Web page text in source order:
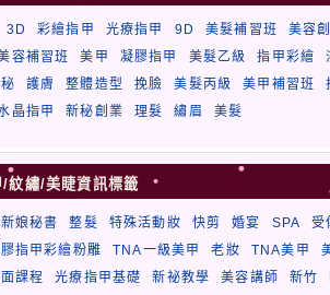
3D 彩繪指甲 光療指甲 9D 美髮補習班
美容
容補習班 美甲 凝膠指甲 美髮乙級 指甲彩繪
護膚 整體造型 挽臉 美髮丙級 美甲補習班
晶指甲 新秘創業 理髮 繡眉 美髮
紋繡/美睫資訊標籤
娘秘書 整髮 特殊活動妝 快剪 婚宴 SPA
受
指甲彩繪粉雕 TNA一級美甲 老妝 TNA美甲
課程 光療指甲基礎 新祕教學 美容講師 新竹